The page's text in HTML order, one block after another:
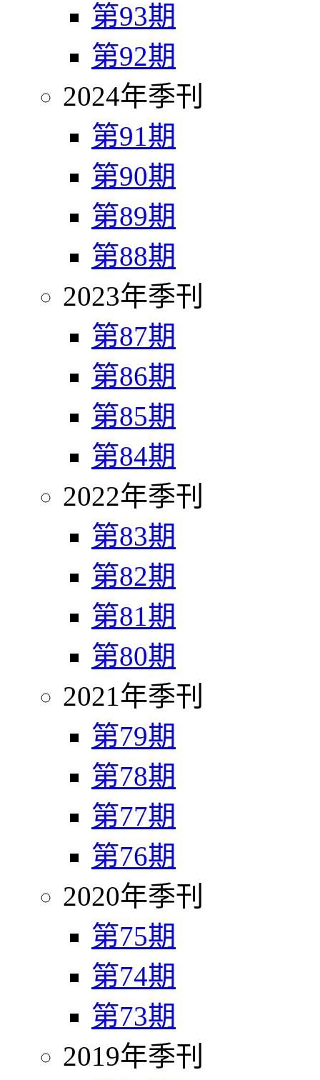
第93期
第92期
2024年季刊
第91期
第90期
第89期
第88期
2023年季刊
第87期
第86期
第85期
第84期
2022年季刊
第83期
第82期
第81期
第80期
2021年季刊
第79期
第78期
第77期
第76期
2020年季刊
第75期
第74期
第73期
2019年季刊